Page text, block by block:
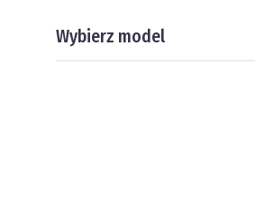
Wybierz model